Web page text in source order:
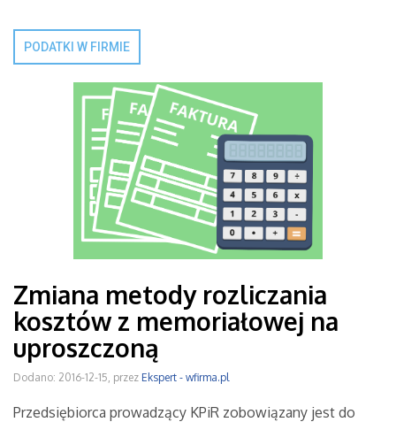
PODATKI W FIRMIE
Zmiana metody rozliczania
kosztów z memoriałowej na
uproszczoną
Dodano: 2016-12-15, przez Ekspert - wfirma.pl
Przedsiębiorca prowadzący KPiR zobowiązany jest do